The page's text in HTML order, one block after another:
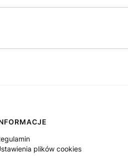
plików cookies